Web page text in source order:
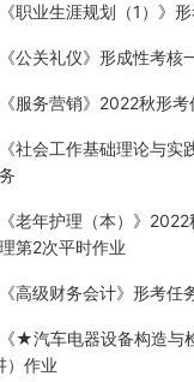
职业生涯规划（1）》
公关礼仪》形成性考核
服务营销》2022秋形考
社会工作基础理论与实
老年护理（本）》2022
第2次平时作业
高级财务会计》形考任
★汽车电器设备构造与
）作业